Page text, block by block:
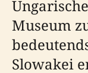
Museum
Slowakei